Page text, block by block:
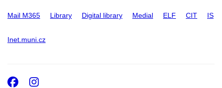
Mail M365 Library Digital library Medial ELF CIT IS
Inet.muni.cz
Facebook
Instagram